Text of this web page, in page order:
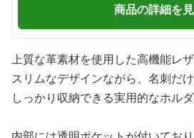
商品の詳細を
上質な革素材を使用した高機能レ
スリムなデザインながら、名刺だ
しっかり収納できる実用的なホル